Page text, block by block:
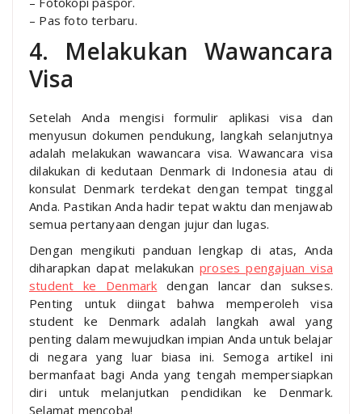
– Pas foto terbaru.
4. Melakukan Wawancara
Visa
Setelah Anda mengisi formulir aplikasi visa dan
menyusun dokumen pendukung, langkah selanjutnya
adalah melakukan wawancara visa. Wawancara visa
dilakukan di kedutaan Denmark di Indonesia atau di
konsulat Denmark terdekat dengan tempat tinggal
Anda. Pastikan Anda hadir tepat waktu dan menjawab
semua pertanyaan dengan jujur dan lugas.
Dengan mengikuti panduan lengkap di atas, Anda
diharapkan dapat melakukanproses pengajuan visa
student ke Denmark dengan lancar dan sukses.
Penting untuk diingat bahwa memperoleh visa
student ke Denmark adalah langkah awal yang
penting dalam mewujudkan impian Anda untuk belajar
di negara yang luar biasa ini. Semoga artikel ini
bermanfaat bagi Anda yang tengah mempersiapkan
diri untuk melanjutkan pendidikan ke Denmark.
Selamat mencoba!